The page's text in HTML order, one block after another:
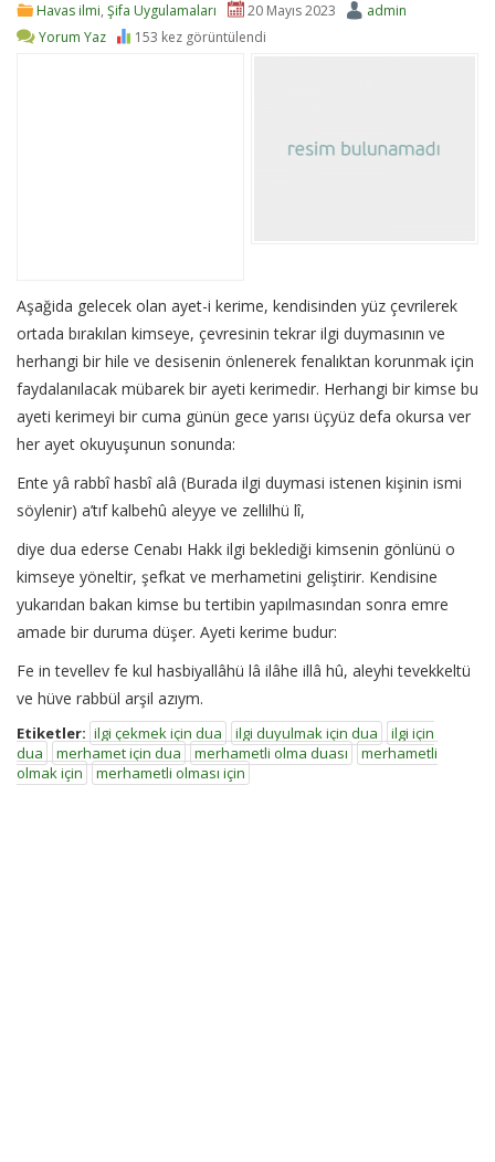
Havas ilmi, Şifa Uygulamaları 20 Mayıs 2023
admin
Yorum Yaz
153 kez görüntülendi
Aşağida gelecek olan ayet-i kerime, kendisinden yüz çevrilerek
ortada bırakılan kimseye, çevresinin tekrar ilgi duymasının ve
herhangi bir hile ve desisenin önlenerek fenalıktan korunmak için
faydalanılacak mübarek bir ayeti kerimedir. Herhangi bir kimse bu
ayeti kerimeyi bir cuma günün gece yarısı üçyüz defa okursa ver
her ayet okuyuşunun sonunda:
Ente yâ rabbî hasbî alâ (Burada ilgi duymasi istenen kişinin ismi
söylenir) a’tıf kalbehû aleyye ve zellilhü lî,
diye dua ederse Cenabı Hakk ilgi beklediği kimsenin gönlünü o
kimseye yöneltir, şefkat ve merhametini geliştirir. Kendisine
yukarıdan bakan kimse bu tertibin yapılmasından sonra emre
amade bir duruma düşer. Ayeti kerime budur:
Fe in tevellev fe kul hasbiyallâhü lâ ilâhe illâ hû, aleyhi tevekkeltü
ve hüve rabbül arşil azıym.
Etiketler: ilgi çekmek için dua ilgi duyulmak için dua
ilgi için
dua
merhamet için dua merhametli olma duası
merhametli
olmak için
merhametli olması için